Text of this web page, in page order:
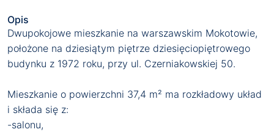
Opis
Dwupokojowe mieszkanie na warszawskim Mokotowie,
położone na dziesiątym piętrze dziesięciopiętrowego
budynku z 1972 roku, przy ul. Czerniakowskiej 50.
Mieszkanie o powierzchni 37,4 m² ma rozkładowy układ
i składa się z:
-salonu,